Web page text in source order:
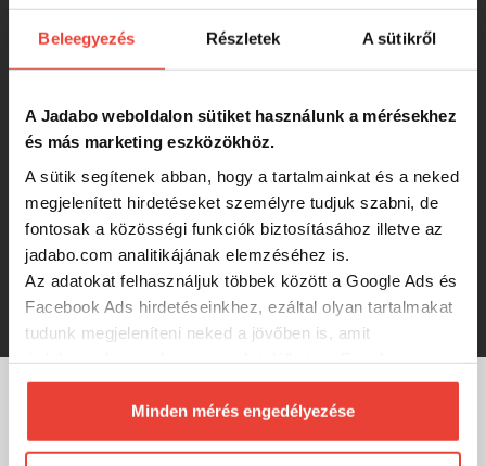
Beleegyezés Részletek A sütikről
A Jadabo weboldalon sütiket használunk a mérésekhez
és más marketing eszközökhöz.
A sütik segítenek abban, hogy a tartalmainkat és a neked
megjelenített hirdetéseket személyre tudjuk szabni, de
fontosak a közösségi funkciók biztosításához illetve az
jadabo.com analitikájának elemzéséhez is.
Az adatokat felhasználjuk többek között a Google Ads és
Facebook Ads hirdetéseinkhez, ezáltal olyan tartalmakat
tudunk megjeleníteni neked a jövőben is, amit
biztosításához arra kérünk, hogy engedd meg
számunkra minden mérés használatát.
Természetesensoha semmilyen formában nem fogunk
Minden mérés engedélyezése
1 332 Ft
Stég Upters Corn 10mm - paprikás
-21%
Benzár Jelly Baits Baby Worm Fehér
1 100 Ft
MÁRKÁINK